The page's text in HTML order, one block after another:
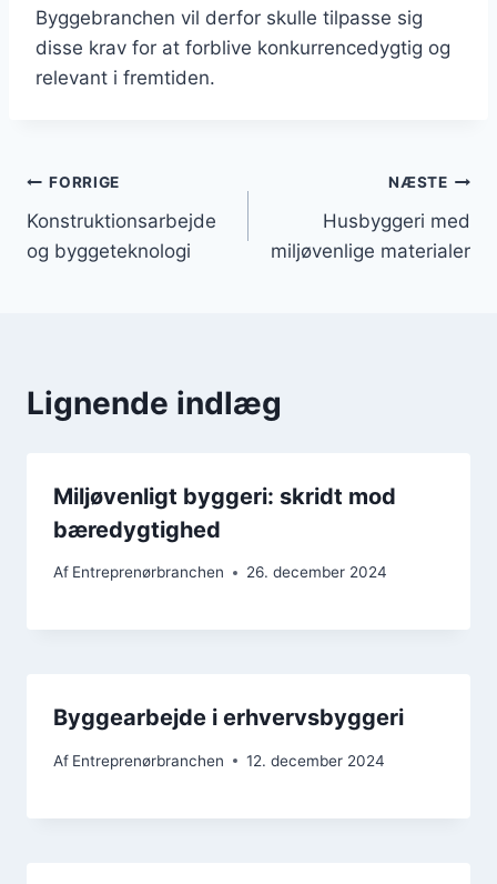
Byggebranchen vil derfor skulle tilpasse sig
disse krav for at forblive konkurrencedygtig og
relevant i fremtiden.
Indlægsnavigation
FORRIGE
Konstruktionsarbejde
og byggeteknologi
NÆSTE
Husbyggeri med
miljøvenlige materialer
Lignende indlæg
Miljøvenligt byggeri: skridt mod
bæredygtighed
Af Entreprenørbranchen 26. december 2024
Byggearbejde i erhvervsbyggeri
Af Entreprenørbranchen 12. december 2024